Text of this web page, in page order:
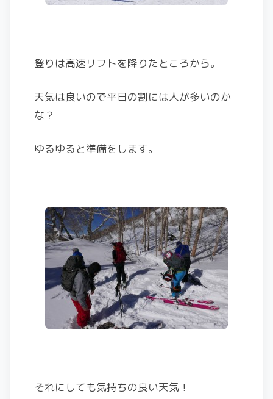
登りは高速リフトを降りたところから。
天気は良いので平日の割には人が多いのか
な？
ゆるゆると準備をします。
それにしても気持ちの良い天気！